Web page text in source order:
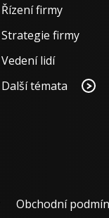
Řízení firmy
Strategie firmy
Vedení lidí
Další témata
Obchodní